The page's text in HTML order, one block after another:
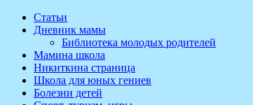
Перейти
содержимому
Статьи
Дневник мамы
Библиотека молодых родителей
Мамина школа
Никиткина страница
Школа для юных гениев
Болезни детей